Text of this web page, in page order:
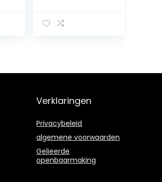
Verklaringen
Privacybeleid
algemene voorwaarden
Gelieerde
openbaarmaking